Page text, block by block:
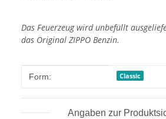
Das Feuerzeug wird unbefüllt
das Original ZIPPO Benzin.
Produkteigenschaft
Wert
Form: Classic
Angaben zur